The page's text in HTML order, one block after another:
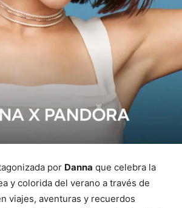
por Danna que celebra la
y colorida del verano a través de
viajes, aventuras y recuerdos